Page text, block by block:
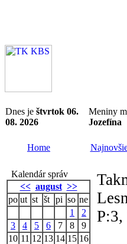
Dnes je štvrtok 06.
08. 2026
Meniny
Jozefína
Home
Kalendár správ
<< august >>
po ut st št pi so ne
1
2
3
4 5 6 7 8
9
10 11 12 13 14 15 16